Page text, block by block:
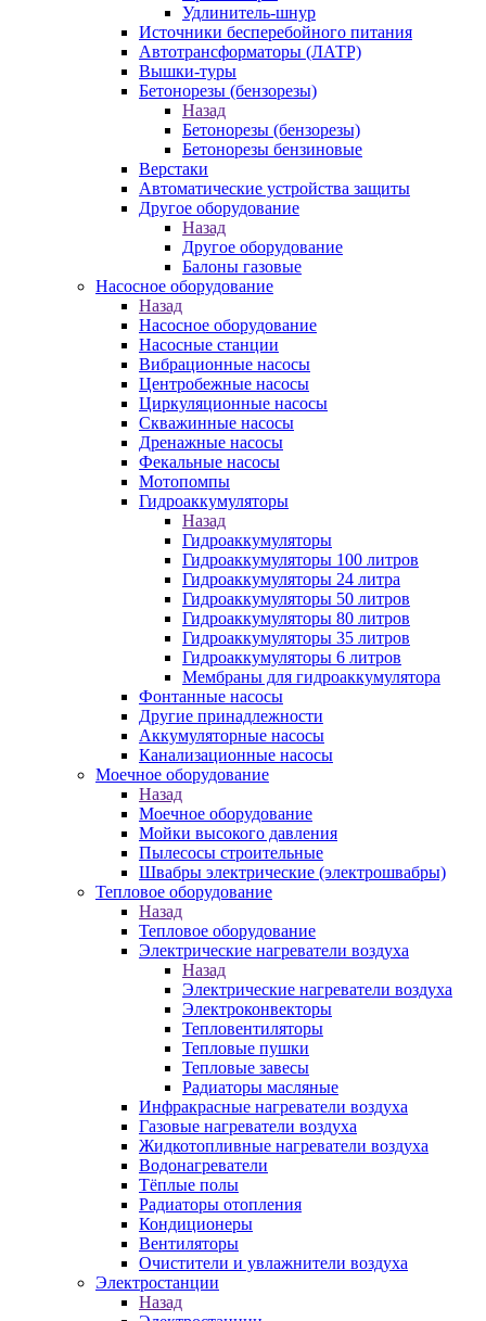
Удлинитель-шнур
Источники бесперебойного питания
Автотрансформаторы (ЛАТР)
Вышки-туры
Бетонорезы (бензорезы)
Назад
Бетонорезы (бензорезы)
Бетонорезы бензиновые
Верстаки
Автоматические устройства защиты
Другое оборудование
Назад
Другое оборудование
Балоны газовые
Насосное оборудование
Назад
Насосное оборудование
Насосные станции
Вибрационные насосы
Центробежные насосы
Циркуляционные насосы
Скважинные насосы
Дренажные насосы
Фекальные насосы
Мотопомпы
Гидроаккумуляторы
Назад
Гидроаккумуляторы
Гидроаккумуляторы 100 литров
Гидроаккумуляторы 24 литра
Гидроаккумуляторы 50 литров
Гидроаккумуляторы 80 литров
Гидроаккумуляторы 35 литров
Гидроаккумуляторы 6 литров
Мембраны для гидроаккумулятора
Фонтанные насосы
Другие принадлежности
Аккумуляторные насосы
Канализационные насосы
Моечное оборудование
Назад
Моечное оборудование
Мойки высокого давления
Пылесосы строительные
Швабры электрические (электрошвабры)
Тепловое оборудование
Назад
Тепловое оборудование
Электрические нагреватели воздуха
Назад
Электрические нагреватели воздуха
Электроконвекторы
Тепловентиляторы
Тепловые пушки
Тепловые завесы
Радиаторы масляные
Инфракрасные нагреватели воздуха
Газовые нагреватели воздуха
Жидкотопливные нагреватели воздуха
Водонагреватели
Тёплые полы
Радиаторы отопления
Кондиционеры
Вентиляторы
Очистители и увлажнители воздуха
Электростанции
Назад